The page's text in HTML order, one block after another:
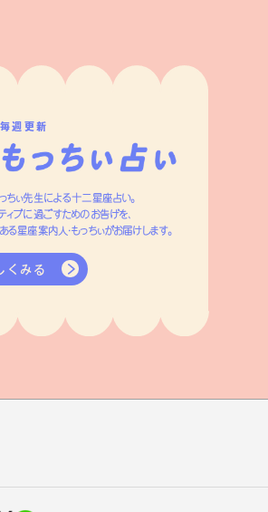
毎週更新
ちぃ先生による十二星座占い。
ブに過ごすためのお告げを、
星座案内人・もっちぃがお届けします。
くみる